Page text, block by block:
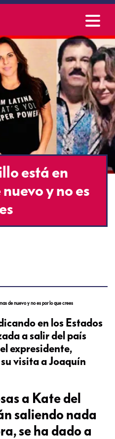
está en
y no es
de nuevo y no es por lo que crees
en los Estados
a salir del país
expresidente,
visita a Joaquín
a Kate del
saliendo nada
se ha dado a